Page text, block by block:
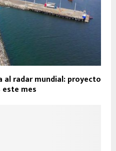
al radar mundial: proyecto
mes